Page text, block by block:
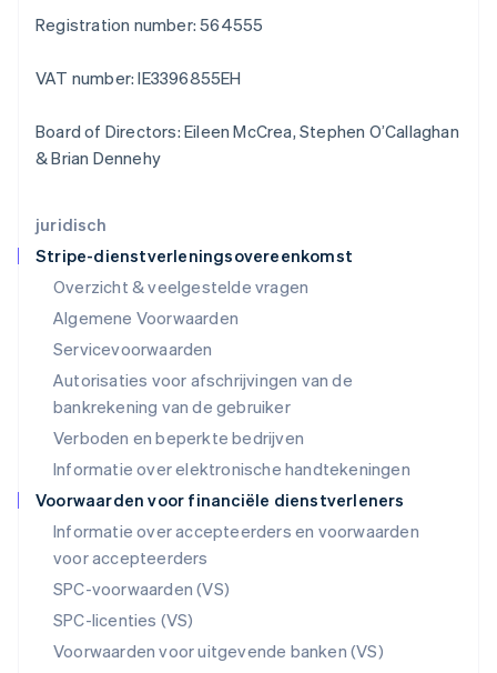
juridisch
Stripe-dienstverleningsovereenkomst
Overzicht & veelgestelde vragen
Algemene Voorwaarden
Servicevoorwaarden
Autorisaties voor afschrijvingen van de
bankrekening van de gebruiker
Verboden en beperkte bedrijven
Informatie over elektronische handtekeningen
Voorwaarden voor financiële dienstverleners
Informatie over accepteerders en voorwaarden
voor accepteerders
SPC-voorwaarden (VS)
SPC-licenties (VS)
Voorwaarden voor uitgevende banken (VS)
Registration number: 564555
VAT number: IE3396855EH
Board of Directors: Eileen McCrea, Stephen O’Callaghan
& Brian Dennehy
Kroatië
Letland
Liechtenstein
Litouwen
Luxemburg
Français
Maleisië
English简体中文
Malta
Mexico
Español English
Nederland
Nieuw-Zeeland
English
Noorwegen
English
Oostenrijk
DeutschEnglish
Polen
English
Portugal
PortuguêsEnglish